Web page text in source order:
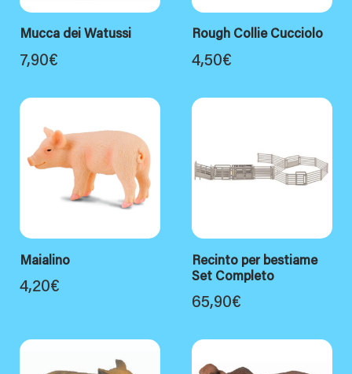
Mucca dei Watussi
7,90€
Rough Collie Cucciolo
4,50€
Maialino
4,20€
Recinto per bestiame
Set Completo
65,90€